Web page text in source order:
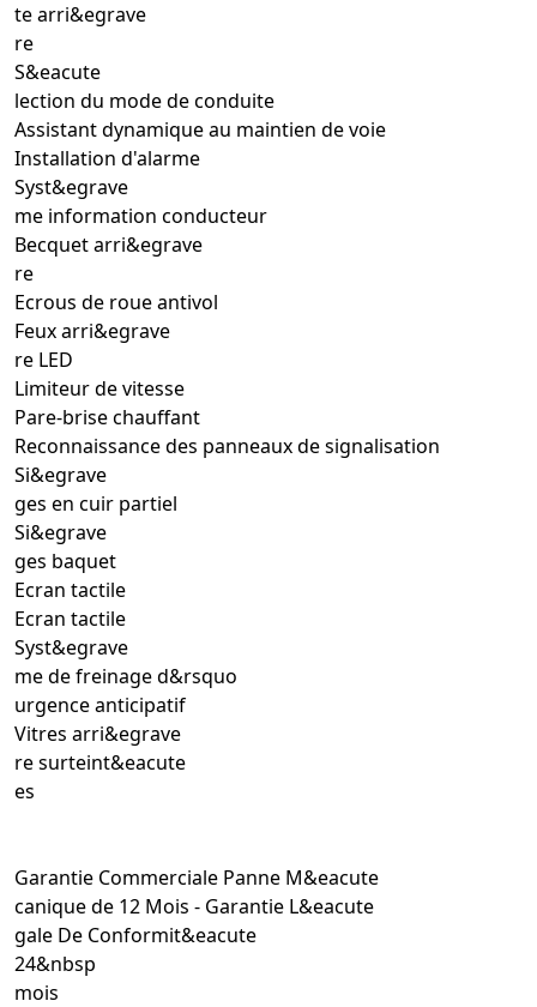
te arri&egrave
re
S&eacute
lection du mode de conduite
Assistant dynamique au maintien de voie
Installation d'alarme
Syst&egrave
me information conducteur
Becquet arri&egrave
re
Ecrous de roue antivol
Feux arri&egrave
re LED
Limiteur de vitesse
Pare-brise chauffant
Reconnaissance des panneaux de signalisation
Si&egrave
ges en cuir partiel
Si&egrave
ges baquet
Ecran tactile
Ecran tactile
Syst&egrave
me de freinage d&rsquo
urgence anticipatif
Vitres arri&egrave
re surteint&eacute
es
Garantie Commerciale Panne M&eacute
canique de 12 Mois - Garantie L&eacute
gale De Conformit&eacute
24&nbsp
mois